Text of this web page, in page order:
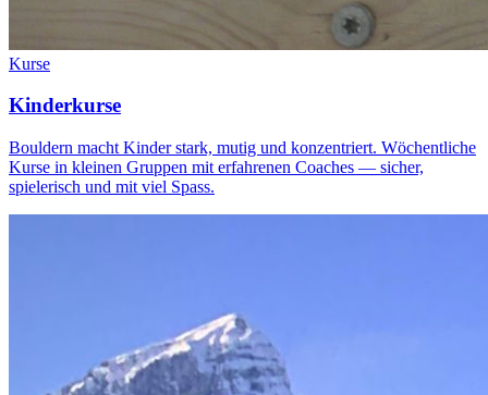
Kurse
Kinderkurse
Bouldern macht Kinder stark, mutig und konzentriert. Wöchentliche
Kurse in kleinen Gruppen mit erfahrenen Coaches — sicher,
spielerisch und mit viel Spass.